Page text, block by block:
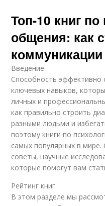
Топ-10 книг по
общения: как
коммуникации
Введение
Способность
ключевых навыков,
личных и
как правильно строить
разными людьми и
поэтому книги по
самых популярных в мире.
советы, научные
которые помогут вам
Рейтинг книг
В этом разделе мы